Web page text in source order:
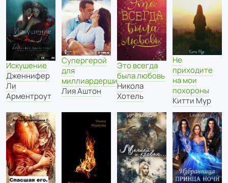
Искушение
Дженнифер
Ли
Арментроут
Супергерой
для
миллиардерши
Лия Аштон
Это всегда
была любовь
Никола
Хотель
Не
приходите
на мои
похороны
Китти Мур